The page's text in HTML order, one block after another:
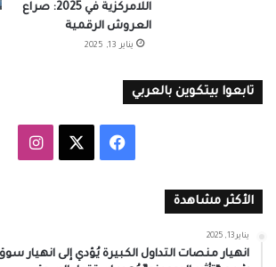
اللامركزية في 2025: صراع
العروش الرقمية
يناير 13, 2025
تابعوا بيتكوين بالعربي
فيسبوك
الأكثر مشاهدة
يناير 13, 2025